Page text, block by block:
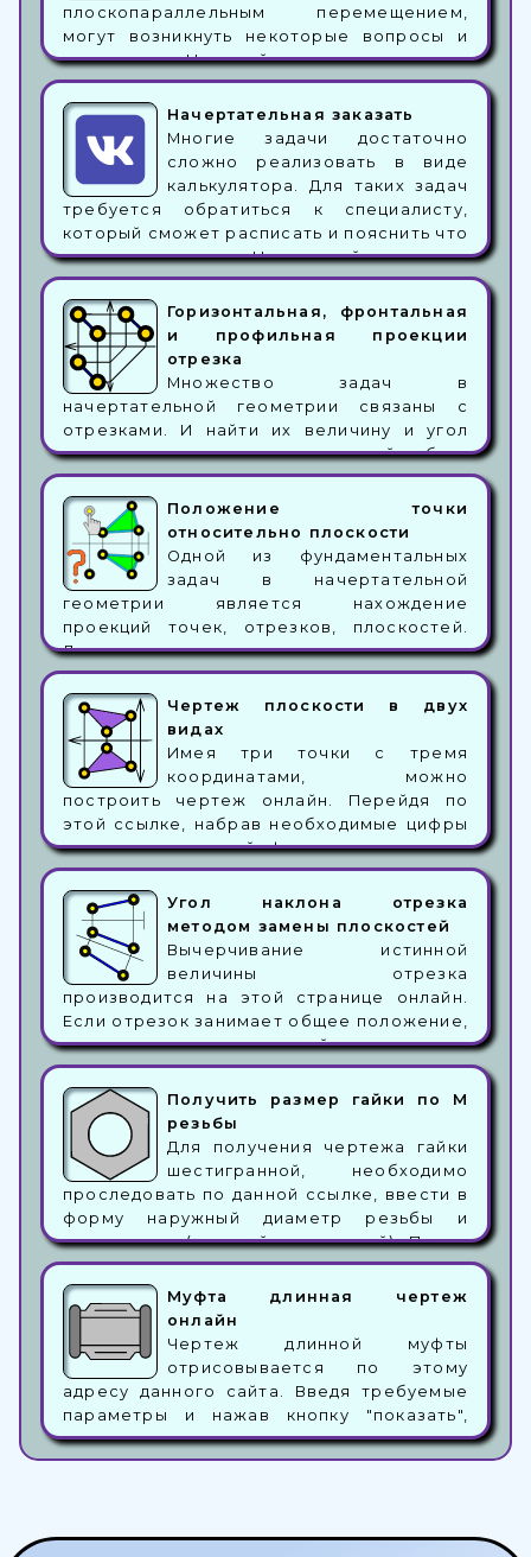
плоскопараллельным перемещением,
могут возникнуть некоторые вопросы и
сложности. На этой странице имеется
инструмент, помогающий в решении
данной задачи. Для этого потребуются
координаты точек и определение, на
какой плоскости будет производиться
построение. В случае, если плоскость
занимает общее положение, построение
может производиться как на плоскости П1,
так и на плоскости П2. В частном же
случае построение будет по умолчанию.
Начертательная заказать
Многие задачи достаточно
сложно реализовать в виде
калькулятора. Для таких задач
требуется обратиться к специалисту,
который сможет расписать и пояснить что
и как делается. На данной странице
имеется возможность заказать ту или
иную задачу у компетентного
специалиста.
Горизонтальная, фронтальная
и профильная проекции
отрезка
Множество задач в
начертательной геометрии связаны с
отрезками. И найти их величину и угол
наклона и принадлежность какой-нибудь
плоскости и т.д. и т.п. Но без проекций,
без его чертежа, совершить построения
не получится. Чтобы показать чертеж в
системе трех плоскостей и создана
данная страница. На ней можно построить
чертеж имея 6ть координат точек по трем
координатным осям.
Положение точки
относительно плоскости
Одной из фундаментальных
задач в начертательной
геометрии является нахождение
проекций точек, отрезков, плоскостей.
Для определения этих элементов,
необходимо произвести некоторые
дополнительные построения. В данной
теме рассмотрен механизм построения
линий, принадлежащих плоскости и
последующее нахождение положения
некоторой точки относительно данной
плоскости.
Чертеж плоскости в двух
видах
Имея три точки с тремя
координатами, можно
построить чертеж онлайн. Перейдя по
этой ссылке, набрав необходимые цифры
в соответствующей форме для ввода и
нажав кнопку "показать", можно получить
чертеж плоскости на двухпроекционном
чертеже. Сама плоскость будет
подсвечена соответствующим образом, а
точки одноименных проекций будут
попарно соединены между собой.
Угол наклона отрезка
методом замены плоскостей
Вычерчивание истинной
величины отрезка
производится на этой странице онлайн.
Если отрезок занимает общее положение,
то на проекциях истинной величины не
найти. Для этого требуются
дополнительные построения. В данном
случае построения будут производиться
автоматически в режиме онлайн.
Результирующий отрезок будет подсвечен
зеленым цветом, а угол наклона будет
показан двумя дужками.
Получить размер гайки по М
резьбы
Для получения чертежа гайки
шестигранной, необходимо
проследовать по данной ссылке, ввести в
форму наружный диаметр резьбы и
указать шаг (крупный или мелкий). После
этого, нажав кнопку с надписью
"показать", программа отрисует гайку в
двух видах. На одном виде будет показана
половина вида и половина разреза, на
втором будет показана форма гайки.
Муфта длинная чертеж
онлайн
Чертеж длинной муфты
отрисовывается по этому
адресу данного сайта. Введя требуемые
параметры и нажав кнопку "показать",
программа рассчитает параметры и
отрисует ее онлайн. Сам чертеж будет
совмещенный разрез и вид, на виде слева